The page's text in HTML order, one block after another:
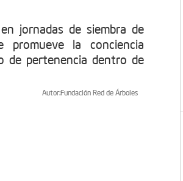
jornadas de siembra de
la conciencia
de pertenencia dentro de
Autor:Fundación Red de Árboles